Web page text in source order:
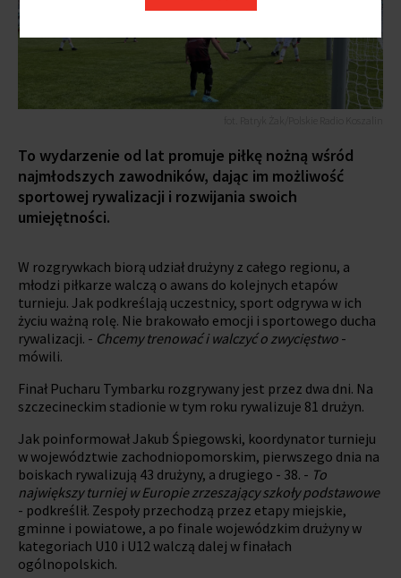
To wydarzenie od lat promuje piłkę nożną wśród
najmłodszych zawodników, dając im możliwość
sportowej rywalizacji i rozwijania swoich
umiejętności.
W rozgrywkach biorą udział drużyny z całego regionu, a
młodzi piłkarze walczą o awans do kolejnych etapów
turnieju. Jak podkreślają uczestnicy, sport odgrywa w ich
życiu ważną rolę. Nie brakowało emocji i sportowego ducha
rywalizacji. - Chcemy trenować i walczyć o zwycięstwo -
mówili.
Finał Pucharu Tymbarku rozgrywany jest przez dwa dni. Na
szczecineckim stadionie w tym roku rywalizuje 81 drużyn.
Jak poinformował Jakub Śpiegowski, koordynator turnieju
w województwie zachodniopomorskim, pierwszego dnia na
boiskach rywalizują 43 drużyny, a drugiego - 38. - To
największy turniej w Europie zrzeszający szkoły podstawowe
- podkreślił. Zespoły przechodzą przez etapy miejskie,
gminne i powiatowe, a po finale wojewódzkim drużyny w
kategoriach U10 i U12 walczą dalej w finałach
ogólnopolskich.